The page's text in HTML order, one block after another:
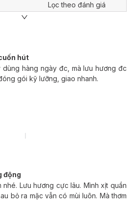
Lọc theo đánh giá
hút
dùng hàng ngày đc, mà lưu hương đc
gói kỹ lưỡng, giao nhanh.
động
nhé. Lưu hương cực lâu. Mình xịt quần
bỏ ra mặc vẫn có mùi luôn. Mà thơm